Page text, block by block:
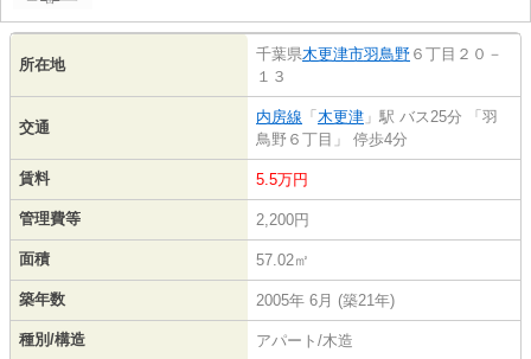
所在地
千葉県木更津市羽鳥野 ６丁目２０－
１３
交通
内房線 「 木更津 」駅 バス25分 「羽
鳥野６丁目」 停歩4分
賃料 5.5万円
管理費等 2,200円
面積 57.02㎡
築年数 2005年 6月 (築21年)
種別/構造 アパート/木造